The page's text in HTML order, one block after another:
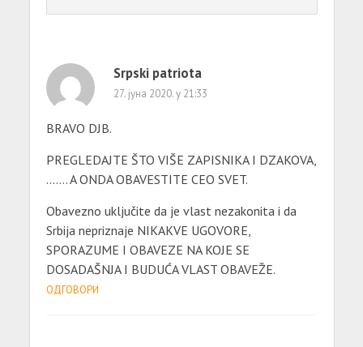
Srpski patriota
27. јуна 2020. у 21:33
BRAVO DJB.
PREGLEDAJTE ŠTO VIŠE ZAPISNIKA I DZAKOVA,
……. A ONDA OBAVESTITE CEO SVET.
Obavezno uključite da je vlast nezakonita i da
Srbija nepriznaje NIKAKVE UGOVORE,
SPORAZUME I OBAVEZE NA KOJE SE
DOSADAŠNJA I BUDUĆA VLAST OBAVEŽE.
ОДГОВОРИ